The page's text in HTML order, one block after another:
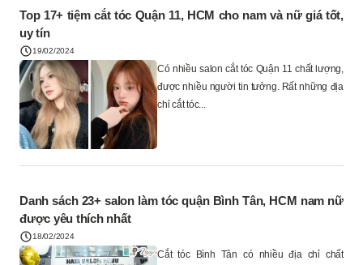
Top 17+ tiệm cắt tóc Quận 11, HCM cho nam và nữ giá tốt,
uy tín
19/02/2024
Có nhiều salon cắt tóc Quận 11 chất lượng,
được nhiều người tin tưởng. Rất những địa
chỉ cắt tóc...
Danh sách 23+ salon làm tóc quận Bình Tân, HCM nam nữ
được yêu thích nhất
18/02/2024
Cắt tóc Bình Tân có nhiều địa chỉ chất